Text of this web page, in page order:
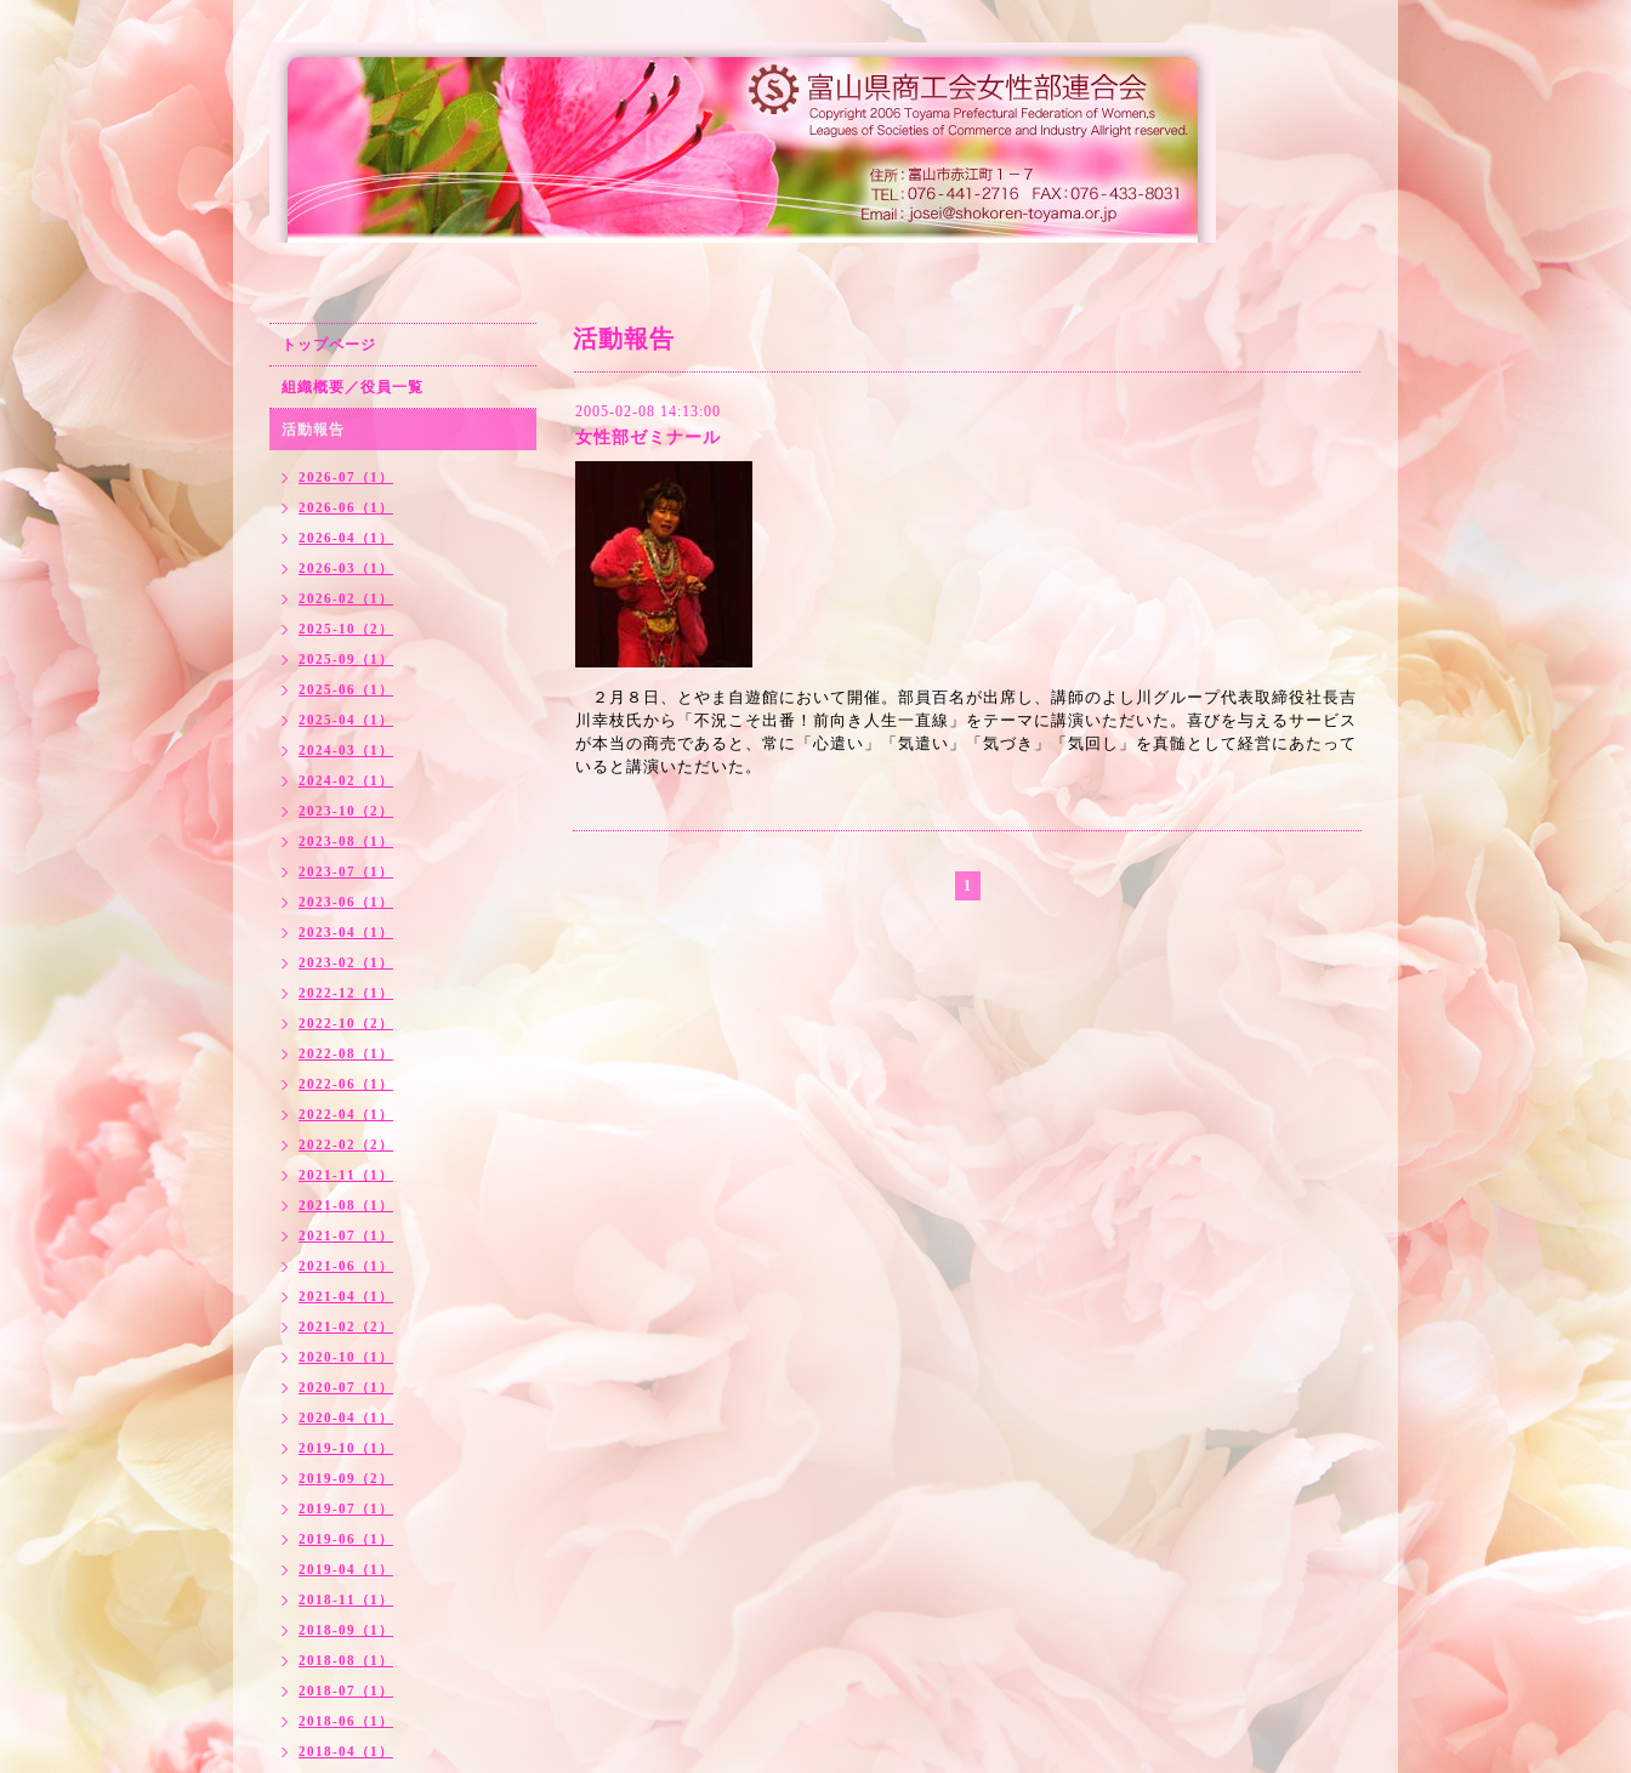
活動報告
2005-02-08 14:13:00
女性部ゼミナール
２月８日、とやま自遊館において開催。部員百名が出席し、講師のよし川グループ代表取締役社長吉
川幸枝氏から「不況こそ出番！前向き人生一直線」をテーマに講演いただいた。喜びを与えるサービス
が本当の商売であると、常に「心遣い」「気遣い」「気づき」「気回し」を真髄として経営にあたって
いると講演いただいた。
1
トップページ
組織概要／役員一覧
活動報告
2026-07（1）
2026-06（1）
2026-04（1）
2026-03（1）
2026-02（1）
2025-10（2）
2025-09（1）
2025-06（1）
2025-04（1）
2024-03（1）
2024-02（1）
2023-10（2）
2023-08（1）
2023-07（1）
2023-06（1）
2023-04（1）
2023-02（1）
2022-12（1）
2022-10（2）
2022-08（1）
2022-06（1）
2022-04（1）
2022-02（2）
2021-11（1）
2021-08（1）
2021-07（1）
2021-06（1）
2021-04（1）
2021-02（2）
2020-10（1）
2020-07（1）
2020-04（1）
2019-10（1）
2019-09（2）
2019-07（1）
2019-06（1）
2019-04（1）
2018-11（1）
2018-09（1）
2018-08（1）
2018-07（1）
2018-06（1）
2018-04（1）